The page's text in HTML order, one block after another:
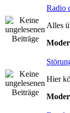
Radio
Alles
Hier